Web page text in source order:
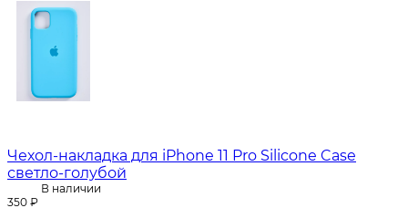
Чехол-накладка для iPhone 11 Pro Silicone Case
светло-голубой
В наличии
350 ₽